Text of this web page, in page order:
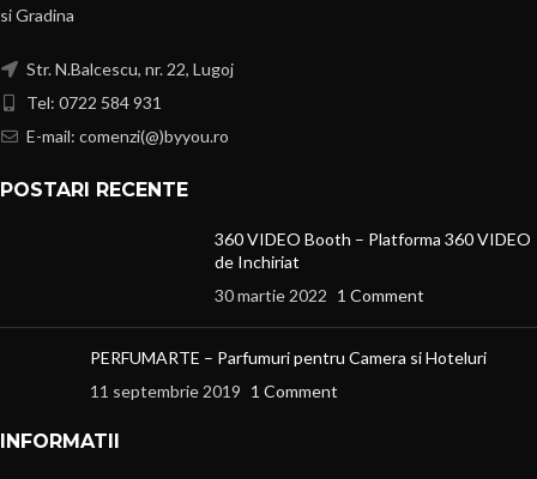
si Gradina
Str. N.Balcescu, nr. 22, Lugoj
Tel: 0722 584 931
E-mail: comenzi(@)byyou.ro
POSTARI RECENTE
360 VIDEO Booth – Platforma 360 VIDEO
de Inchiriat
30 martie 2022 1 Comment
PERFUMARTE – Parfumuri pentru Camera si Hoteluri
11 septembrie 2019 1 Comment
INFORMATII